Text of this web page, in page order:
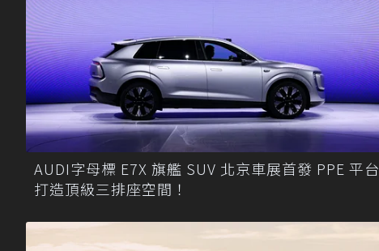
AUDI字母標 E7X 旗艦 SUV 北京車展首發 PPE 平台
打造頂級三排座空間！